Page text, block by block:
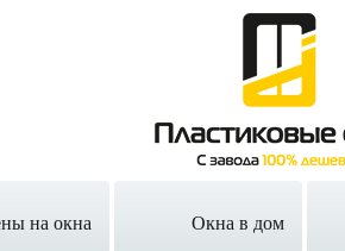
на окна Окна в дом